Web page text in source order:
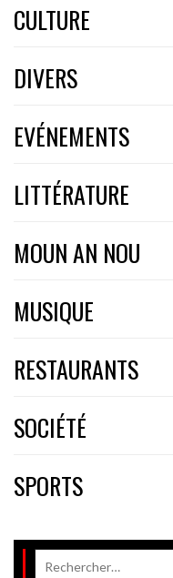
CULTURE
DIVERS
EVÉNEMENTS
LITTÉRATURE
MOUN AN NOU
MUSIQUE
RESTAURANTS
SOCIÉTÉ
SPORTS